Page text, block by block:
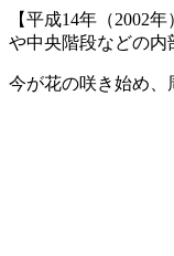
【平成14年（2002
や中央階段などの内
今が花の咲き始め、